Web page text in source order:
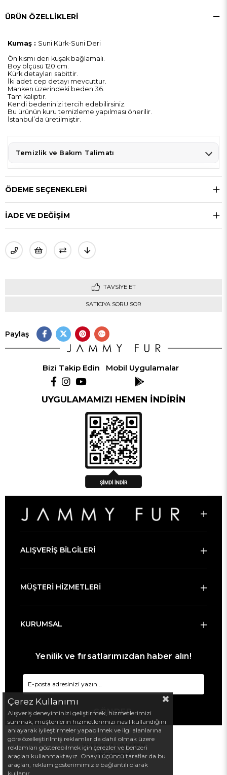
ÜRÜN ÖZELLIKLERI
Kumaş : Suni Kürk-Suni Deri
Ön kısmı deri kuşak bağlamalı.
Boy ölçüsü 120 cm.
Kürk detayları sabittir.
İki adet cep detayı mevcuttur.
Manken üzerindeki beden 36.
Tam kalıptır.
Kendi bedeninizi tercih edebilirsiniz.
Bu ürünün kuru temizleme yapılması önerilir.
İstanbul’da üretilmiştir.
Temizlik ve Bakım Talimatı
ÖDEME SEÇENEKLERI
İADE VE DEĞİŞİM
TAVSIYE ET
SATICIYA SORU SOR
Paylaş
Bizi Takip Edin Mobil Uygulamalar
UYGULAMAMIZI HEMEN İNDİRİN
ALIŞVERİŞ BİLGİLERİ
MÜŞTERİ HİZMETLERİ
KURUMSAL
Yenilik ve fırsatlarımızdan haber alın!
GÖNDER
TASARIM :DESTEK
Çerez Kullanımı
Alışveriş deneyiminizi geliştirmek, hizmetlerimizi
sunmak, müşterilerin hizmetlerimizi nasıl kullandığını
anlayarak iyileştirmeler yapabilmek ve ilgi alanlarına
göre özelleştirilmiş reklamlar da dahil olmak üzere
reklamları gösterebilmek için çerezler ve benzeri
araçları kullanmaktayız. Onaylı üçüncü taraflar da bu
araçları, reklam gösterimimizle bağlantılı olarak
kullanır.